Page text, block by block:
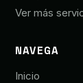
Ver más
NAVEGA
Inicio